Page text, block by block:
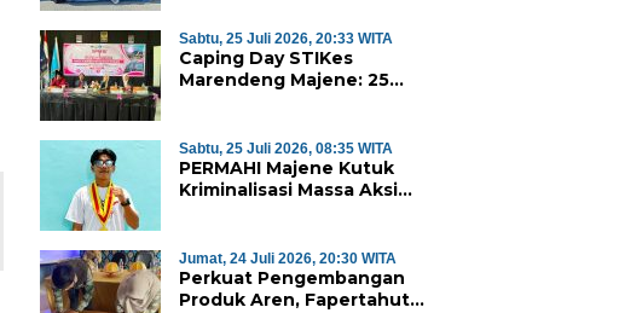
Mamasa
Sabtu, 25 Juli 2026, 20:33 WITA
Caping Day STIKes
Marendeng Majene: 25
Klinik Perdana
Sabtu, 25 Juli 2026, 08:35 WITA
PERMAHI Majene Kutuk
Kriminalisasi Massa Aksi
Bebaskan Dua Warga yang
Ditangkap
Jumat, 24 Juli 2026, 20:30 WITA
Perkuat Pengembangan
Produk Aren, Fapertahut